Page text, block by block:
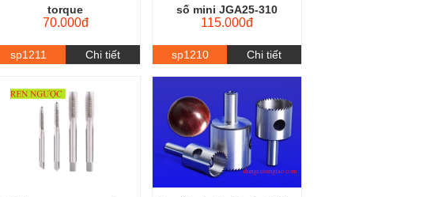
torque
70.000đ
sp1211 Chi tiết
số mini JGA25-310
115.000đ
sp1210 Chi tiết